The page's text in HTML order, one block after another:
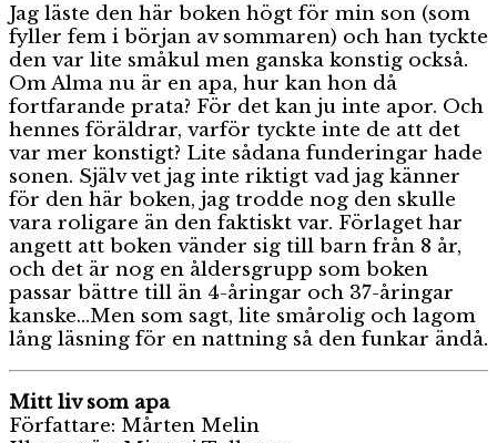
Jag läste den här boken högt för min son (som
fyller fem i början av sommaren) och han tyckte
den var lite småkul men ganska konstig också.
Om Alma nu är en apa, hur kan hon då
fortfarande prata? För det kan ju inte apor. Och
hennes föräldrar, varför tyckte inte de att det
var mer konstigt? Lite sådana funderingar hade
sonen. Själv vet jag inte riktigt vad jag känner
för den här boken, jag trodde nog den skulle
vara roligare än den faktiskt var. Förlaget har
angett att boken vänder sig till barn från 8 år,
och det är nog en åldersgrupp som boken
passar bättre till än 4-åringar och 37-åringar
kanske…Men som sagt, lite smårolig och lagom
lång läsning för en nattning så den funkar ändå.
Mitt liv som apa
Författare: Mårten Melin